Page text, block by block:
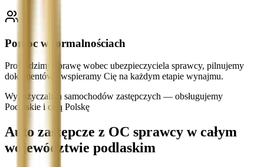
Pomoc w formalnościach
Prowadzimy sprawę wobec ubezpieczyciela sprawcy, pilnujemy
dokumentów i wspieramy Cię na każdym etapie wynajmu.
Wypożyczalnia samochodów zastępczych — obsługujemy
Podlaskie i całą Polskę
Auto zastępcze z OC sprawcy w całym
województwie podlaskim